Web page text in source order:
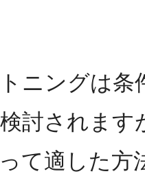
ニングは条
討されます
て適した方